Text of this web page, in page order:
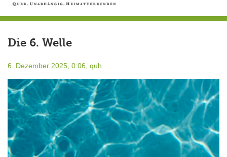
Die 6. Welle
6. Dezember 2025, 0:06, quh